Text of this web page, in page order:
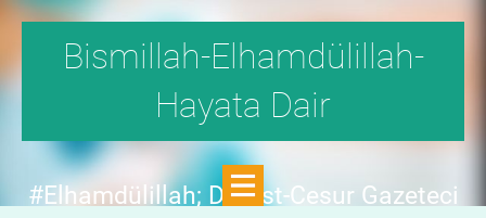
Bismillah-Elhamdülillah-
Hayata Dair
#Elhamdülillah; Dürüst-Cesur Gazeteci